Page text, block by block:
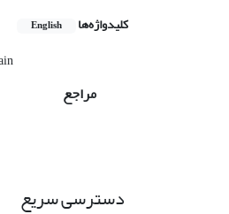
کلیدواژه‌ها English
مراجع
دسترسی سریع